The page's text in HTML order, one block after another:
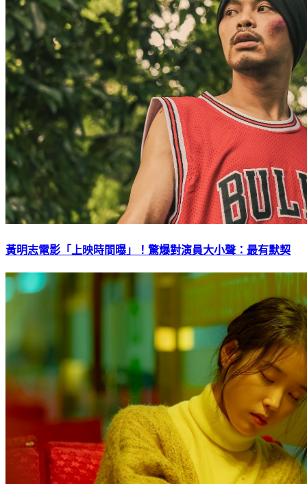
黃明志電影「上映時間曝」！驚爆對演員大小聲：最有默契